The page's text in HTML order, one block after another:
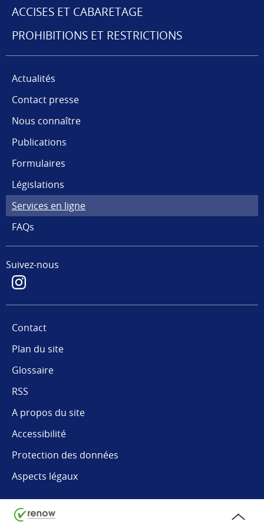
NAVIGATION
ACCISES ET CABARETAGE
PROHIBITIONS ET RESTRICTIONS
Actualités
Contact presse
Nous connaître
Publications
Formulaires
Législations
Services en ligne
FAQs
Suivez-nous
Contact
Plan du site
Glossaire
RSS
A propos du site
Accessibilité
Protection des données
Aspects légaux
de